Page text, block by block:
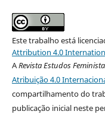
Este trabalho está
Attribution 4.0
ARevista Estudos
Atribuição 4.0
compartilhamento do
publicação inicial neste